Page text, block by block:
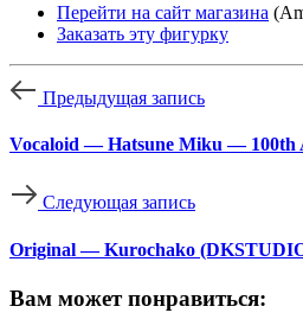
Перейти на сайт магазина
Заказать эту фигурку
Предыдущая запись
Vocaloid — Hatsune Miku — 100th
Следующая запись
Original — Kurochako
Вам может понравиться: